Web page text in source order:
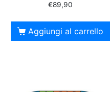
€89,90
Aggiungi al carrello